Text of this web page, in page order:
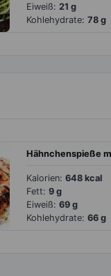
Eiweiß: 21 g
Kohlehydrate: 78 g
Kalorien: 648 kcal
Fett: 9 g
Eiweiß: 69 g
Kohlehydrate: 66 g